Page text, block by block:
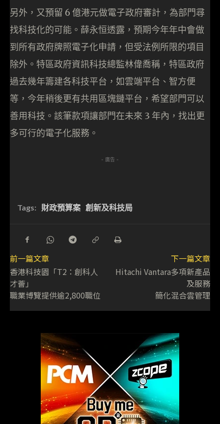
另外，又預留 6 億港元做電子政府審計，為部門尋
找科技化的可能。薛永恒透露，預期今年年中會做
到所有政府牌照電子化申請，但受法例所限的項目
除外。特區政府資訊科技總監林偉喬​​稱，特區政府
過去幾年籌建各科技平台，如雲端平台、智方便
等，今年稍後更有共用區塊鏈平台，希望部門可以
善用科技。該筆款項讓部門在未來 3 年內，找出更
多可行的電子化服務。
- 廣告 -
Tags: 財政預算案 創新及科技局
前一篇文章
香港科技園「T2：創科人
才薈」
職業博覽提供逾2,800職位
下一篇文章
Hitachi Vantara多項新產品
及服務
簡化混合雲管理